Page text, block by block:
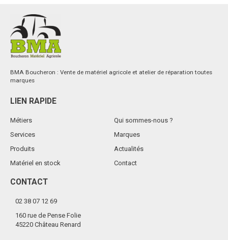
BMA Boucheron : Vente de matériel agricole et atelier de réparation toutes
marques
LIEN RAPIDE
Métiers
Services
Produits
Matériel en stock
Qui sommes-nous ?
Marques
Actualités
Contact
CONTACT
02 38 07 12 69
160 rue de Pense Folie
45220 Château Renard